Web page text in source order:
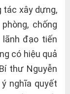
tác xây dựng,
chống
đạo tiến
có hiệu quả
thư Nguyễn
nghĩa quyết